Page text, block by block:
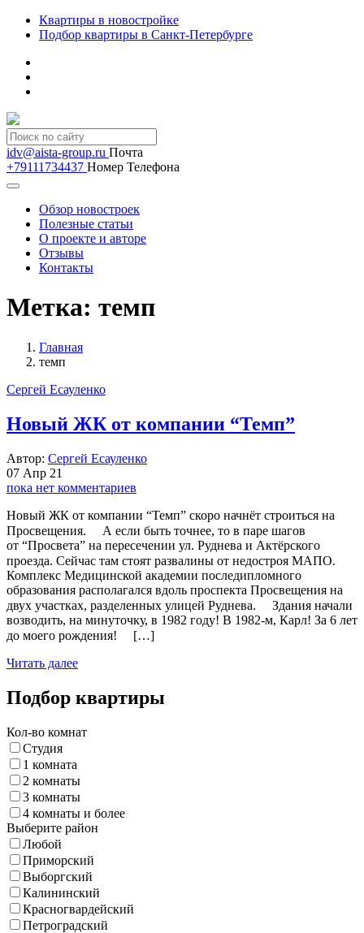
Квартиры в новостройке
Подбор квартиры в Санкт-Петербурге
idv@aista-group.ru Почта
+79111734437 Номер Телефона
Обзор новостроек
Полезные статьи
О проекте и авторе
Отзывы
Контакты
Метка: темп
Главная
темп
Сергей Есауленко
Новый ЖК от компании “Темп”
Автор: Сергей Есауленко
07 Апр 21
пока нет комментариев
Новый ЖК от компании “Темп” скоро начнёт строиться на
Просвещения. ⠀ А если быть точнее, то в паре шагов
от “Просвета” на пересечении ул. Руднева и Актёрского
проезда. Сейчас там стоят развалины от недостроя МАПО. ⠀
Комплекс Медицинской академии последипломного
образования располагался вдоль проспекта Просвещения на
двух участках, разделенных улицей Руднева. ⠀ Здания начали
возводить, на минуточку, в 1982 году! В 1982-м, Карл! За 6 лет
до моего рождения! ⠀ […]
Читать далее
Подбор квартиры
Кол-во комнат
Студия
1 комната
2 комнаты
3 комнаты
4 комнаты и более
Выберите район
Любой
Приморский
Выборгский
Калининский
Красногвардейский
Петроградский